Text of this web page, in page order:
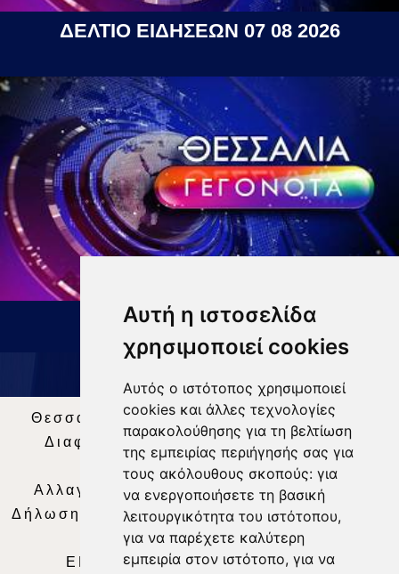
Αυτή η ιστοσελίδα
χρησιμοποιεί cookies
Αυτός ο ιστότοπος χρησιμοποιεί
cookies και άλλες τεχνολογίες
παρακολούθησης για τη βελτίωση
της εμπειρίας περιήγησής σας για
τους ακόλουθους σκοπούς: για
να ενεργοποιήσετε τη βασική
λειτουργικότητα του ιστότοπου,
για να παρέχετε καλύτερη
εμπειρία στον ιστότοπο, για να
ΔΕΛΤΙΟ ΕΙΔΗΣΕΩΝ 07 08 2026
ΔΕΛΤΙΟ ΕΙΔΗΣΕΩΝ 9 8 26
Θεσσαλία Τηλεόραση|SNG Services
Διαφήμιση | Όροι Χρήσης |Δήλωση
Απορρήτου |
Περιεχόμενο
Αλλαγή Προτιμήσεων για τα Cookies
Δήλωση συμμόρφωσης με τη σύσταση (ΕΕ)
2018/334|Ταυτότητα
ΕΝΗΜΕΡΩΣΗ |WEB TV| LIVE